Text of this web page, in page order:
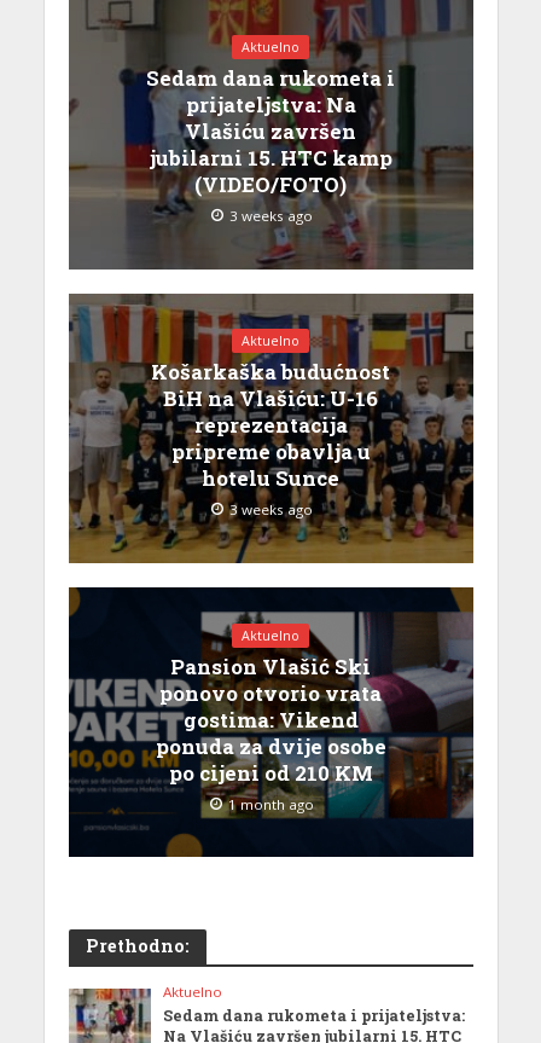
Aktuelno
Sedam dana rukometa i
prijateljstva: Na
Vlašiću završen
jubilarni 15. HTC kamp
(VIDEO/FOTO)
3 weeks ago
Aktuelno
Košarkaška budućnost
BiH na Vlašiću: U-16
reprezentacija
pripreme obavlja u
hotelu Sunce
3 weeks ago
Aktuelno
Pansion Vlašić Ski
ponovo otvorio vrata
gostima: Vikend
ponuda za dvije osobe
po cijeni od 210 KM
1 month ago
Prethodno:
Aktuelno
Sedam dana rukometa i prijateljstva:
Na Vlašiću završen jubilarni 15. HTC